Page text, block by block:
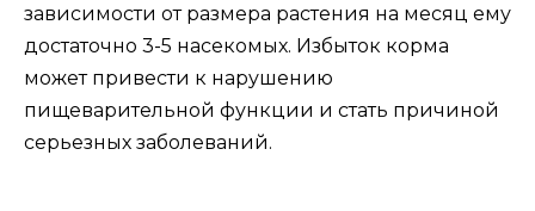
зависимости от размера растения на месяц ему
достаточно 3-5 насекомых. Избыток корма
может привести к нарушению
пищеварительной функции и стать причиной
серьезных заболеваний.